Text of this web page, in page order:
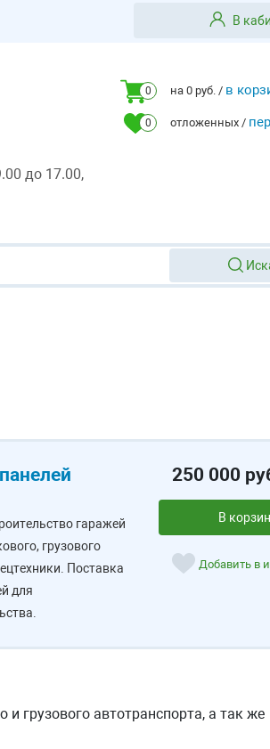
В
до 17.00,
0 на 0 руб. / в
0 отложенных /
гаражей
грузового
Поставка
для
250 000
В
Добавить в
и грузового автотранспорта, а так же